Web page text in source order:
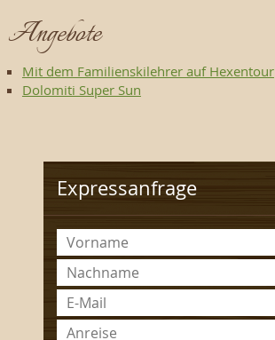
Angebote
Mit dem Familienskilehrer auf Hexentour
Dolomiti Super Sun
Expressanfrage